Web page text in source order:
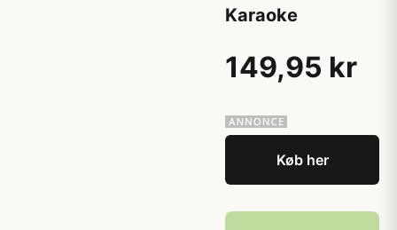
Karaoke
149,95 kr
Køb her